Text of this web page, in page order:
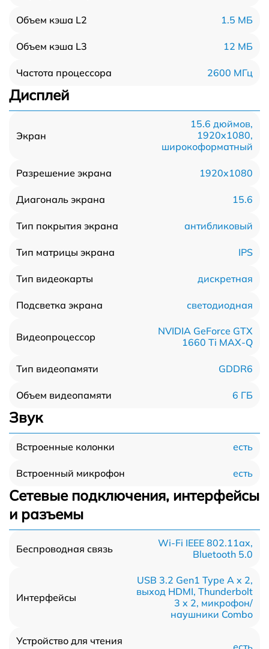
Объем кэша L2 1.5 МБ
Объем кэша L3 12 МБ
Частота процессора 2600 МГц
Дисплей
Экран
15.6 дюймов,
1920x1080,
широкоформатный
Разрешение экрана 1920x1080
Диагональ экрана 15.6
Тип покрытия экрана антибликовый
Тип матрицы экрана IPS
Тип видеокарты дискретная
Подсветка экрана светодиодная
Видеопроцессор
NVIDIA GeForce GTX
1660 Ti MAX-Q
Тип видеопамяти GDDR6
Объем видеопамяти 6 ГБ
Звук
Встроенные колонки есть
Встроенный микрофон есть
Сетевые подключения, интерфейсы
и разъемы
Беспроводная связь
Wi-Fi IEEE 802.11ax,
Bluetooth 5.0
Интерфейсы
USB 3.2 Gen1 Type A x 2,
выход HDMI, Thunderbolt
3 x 2, микрофон/
наушники Combo
Устройство для чтения
есть